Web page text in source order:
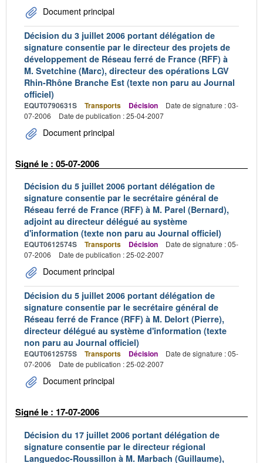
Document principal
Décision du 3 juillet 2006 portant délégation de
signature consentie par le directeur des projets de
développement de Réseau ferré de France (RFF) à
M. Svetchine (Marc), directeur des opérations LGV
Rhin-Rhône Branche Est (texte non paru au Journal
officiel)
EQUT0790631S Transports Décision
Date de signature : 03-
07-2006
Date de publication : 25-04-2007
Document principal
Signé le : 05-07-2006
Décision du 5 juillet 2006 portant délégation de
signature consentie par le secrétaire général de
Réseau ferré de France (RFF) à M. Parel (Bernard),
adjoint au directeur délégué au système
d'information (texte non paru au Journal officiel)
EQUT0612574S Transports Décision
Date de signature : 05-
07-2006
Date de publication : 25-02-2007
Document principal
Décision du 5 juillet 2006 portant délégation de
signature consentie par le secrétaire général de
Réseau ferré de France (RFF) à M. Delort (Pierre),
directeur délégué au système d'information (texte
non paru au Journal officiel)
EQUT0612575S Transports Décision
Date de signature : 05-
07-2006
Date de publication : 25-02-2007
Document principal
Signé le : 17-07-2006
Décision du 17 juillet 2006 portant délégation de
signature consentie par le directeur régional
Languedoc-Roussillon à M. Marbach (Guillaume),